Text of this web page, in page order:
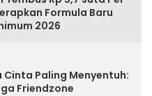
Formula Baru
2026
Paling Menyentuh:
Friendzone